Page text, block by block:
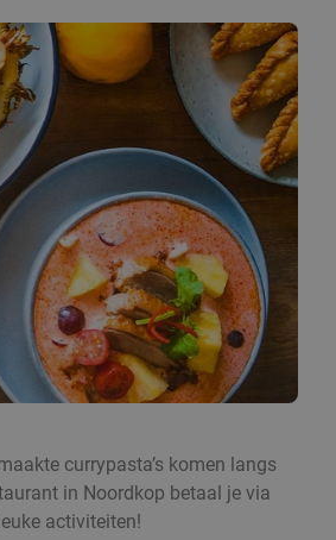
currypasta’s komen langs
in Noordkop betaal je via
activiteiten!